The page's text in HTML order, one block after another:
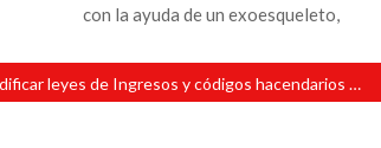
con la ayuda de un exoesqueleto,
Modificar leyes de Ingresos y códigos hacendarios municipales propone Jessica Ramírez Cisneros y Nahúm Álvarez